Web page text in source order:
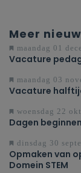
Meer
maandag 01
Vacature
maandag 03
Vacature
woensdag 22
Dagen
dinsdag 30
Opmaken van
Domein STEM